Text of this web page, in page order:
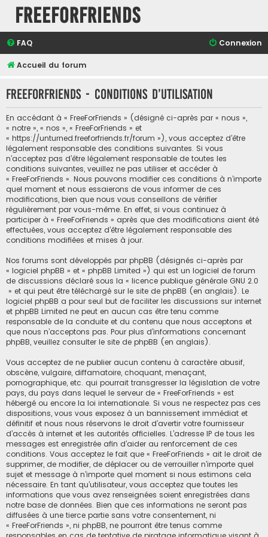
FreeForFriends
FAQ Connexion
Accueil du forum
FreeForFriends - Conditions d’utilisation
En accédant à « FreeForFriends » (désigné ci-après par « nous »,
« notre », « nos », « FreeForFriends » et
« https://unturned.freeforfriends.fr/forum »), vous acceptez d’être
légalement responsable des conditions suivantes. Si vous
n’acceptez pas d’être légalement responsable de toutes les
conditions suivantes, veuillez ne pas utiliser et accéder à
« FreeForFriends ». Nous pouvons modifier ces conditions à n’importe
quel moment et nous essaierons de vous informer de ces
modifications, bien que nous vous conseillons de vérifier
régulièrement par vous-même. En effet, si vous continuez à
participer à « FreeForFriends » après que des modifications aient été
effectuées, vous acceptez d’être légalement responsable des
conditions modifiées et mises à jour.
Nos forums sont développés par phpBB (désignés ci-après par
« logiciel phpBB » et « phpBB Limited ») qui est un logiciel de forum
de discussions déclaré sous la « licence publique générale GNU 2.0
» et qui peut être téléchargé sur le site de phpBB (en anglais). Le
logiciel phpBB a pour seul but de faciliter les discussions sur internet
et phpBB Limited ne peut en aucun cas être tenu comme
responsable de la conduite et du contenu que nous acceptons et
que nous n’acceptons pas. Pour plus d’informations concernant
phpBB, veuillez consulter le site de phpBB (en anglais).
Vous acceptez de ne publier aucun contenu à caractère abusif,
obscène, vulgaire, diffamatoire, choquant, menaçant,
pornographique, etc. qui pourrait transgresser la législation de votre
pays, du pays dans lequel le serveur de « FreeForFriends » est
hébergé ou encore la loi internationale. Si vous ne respectez pas ces
dispositions, vous vous exposez à un bannissement immédiat et
définitif et nous nous réservons le droit d’avertir votre fournisseur
d’accès à internet et les autorités officielles. L’adresse IP de tous les
messages est enregistrée afin d’aider au renforcement de ces
conditions. Vous acceptez le fait que « FreeForFriends » ait le droit de
supprimer, de modifier, de déplacer ou de verrouiller n’importe quel
sujet et message à n’importe quel moment si nous estimons cela
nécessaire. En tant qu’utilisateur, vous acceptez que toutes les
informations que vous avez renseignées soient enregistrées dans
notre base de données. Bien que ces informations ne seront pas
diffusées à une tierce partie sans votre consentement, ni
« FreeForFriends », ni phpBB, ne pourront être tenus comme